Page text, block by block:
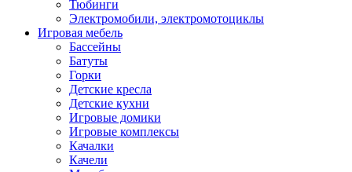
Тюбинги
Электромобили, электромотоциклы
Игровая мебель
Бассейны
Батуты
Горки
Детские кресла
Детские кухни
Игровые домики
Игровые комплексы
Качалки
Качели